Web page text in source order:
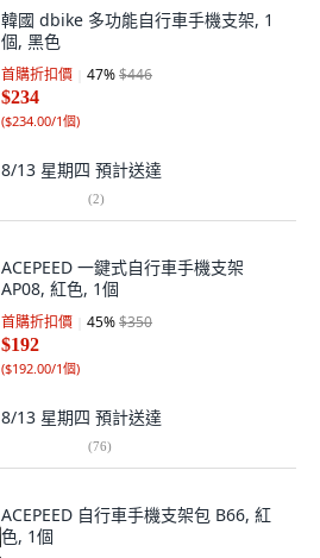
韓國 dbike 多功能自行車手機支架, 1
個, 黑色
首購折扣價 47%$446
$234
($234.00/1個)
8/13 星期四 預計送達
(2)
ACEPEED 一鍵式自行車手機支架
AP08, 紅色, 1個
首購折扣價 45%$350
$192
($192.00/1個)
8/13 星期四 預計送達
(76)
ACEPEED 自行車手機支架包 B66, 紅
色, 1個